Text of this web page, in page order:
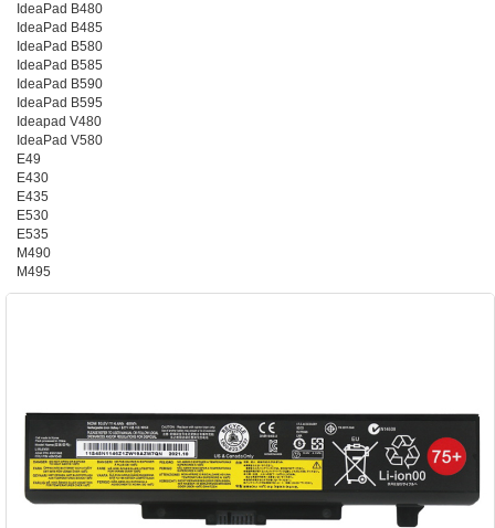
IdeaPad B480
IdeaPad B485
IdeaPad B580
IdeaPad B585
IdeaPad B590
IdeaPad B595
Ideapad V480
IdeaPad V580
E49
E430
E435
E530
E535
M490
M495